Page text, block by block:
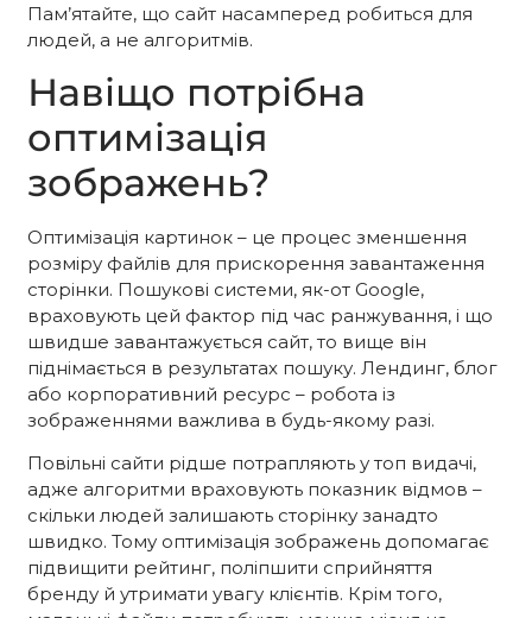
Пам’ятайте, що сайт насамперед робиться для
людей, а не алгоритмів.
Навіщо потрібна
оптимізація
зображень?
Оптимізація картинок – це процес зменшення
розміру файлів для прискорення завантаження
сторінки. Пошукові системи, як-от Google,
враховують цей фактор під час ранжування, і що
швидше завантажується сайт, то вище він
піднімається в результатах пошуку. Лендинг, блог
або корпоративний ресурс – робота із
зображеннями важлива в будь-якому разі.
Повільні сайти рідше потрапляють у топ видачі,
адже алгоритми враховують показник відмов –
скільки людей залишають сторінку занадто
швидко. Тому оптимізація зображень допомагає
підвищити рейтинг, поліпшити сприйняття
бренду й утримати увагу клієнтів. Крім того,